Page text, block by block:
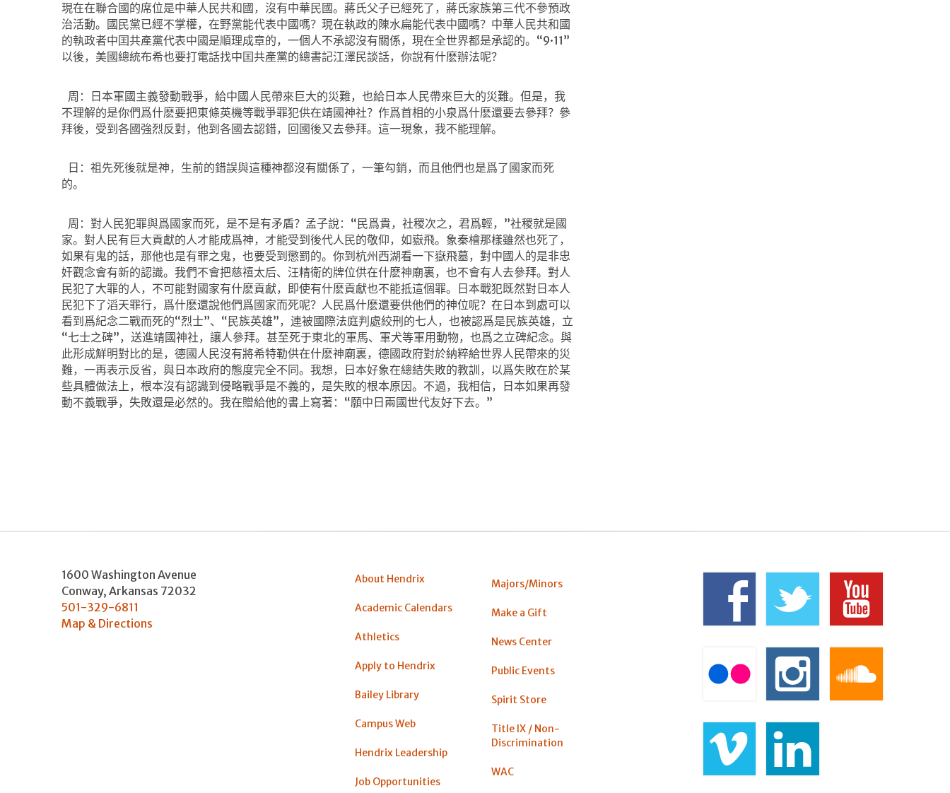
現在在聯合國的席位是中華人民共和國，沒有中華民國。蔣氏父子已經死了，蔣氏家族第三代不參預政
治活動。國民黨已經不掌權，在野黨能代表中國嗎？現在執政的陳水扁能代表中國嗎？中華人民共和國
的執政者中囯共產黨代表中國是順理成章的，一個人不承認沒有關係，現在全世界都是承認的。“9·11”
以後，美國總統布希也要打電話找中囯共產黨的總書記江澤民談話，你說有什麽辦法呢？
周：日本軍國主義發動戰爭，給中國人民帶來巨大的災難，也給日本人民帶來巨大的災難。但是，我
不理解的是你們爲什麽要把東條英機等戰爭罪犯供在靖國神社？作爲首相的小泉爲什麽還要去參拜？參
拜後，受到各國強烈反對，他到各國去認錯，回國後又去參拜。這一現象，我不能理解。
日：祖先死後就是神，生前的錯誤與這種神都沒有關係了，一筆勾銷，而且他們也是爲了國家而死
的。
周：對人民犯罪與爲國家而死，是不是有矛盾？孟子說：“民爲貴，社稷次之，君爲輕，”社稷就是國
家。對人民有巨大貢獻的人才能成爲神，才能受到後代人民的敬仰，如嶽飛。象秦檜那樣雖然也死了，
如果有鬼的話，那他也是有罪之鬼，也要受到懲罰的。你到杭州西湖看一下嶽飛墓，對中國人的是非忠
奸觀念會有新的認識。我們不會把慈禧太后、汪精衛的牌位供在什麽神廟裏，也不會有人去參拜。對人
民犯了大罪的人，不可能對國家有什麽貢獻，即使有什麽貢獻也不能抵這個罪。日本戰犯既然對日本人
民犯下了滔天罪行，爲什麽還說他們爲國家而死呢？人民爲什麽還要供他們的神位呢？在日本到處可以
看到爲紀念二戰而死的“烈士”、“民族英雄”，連被國際法庭判處絞刑的七人，也被認爲是民族英雄，立
“七士之碑”，送進靖國神社，讓人參拜。甚至死于東北的軍馬、軍犬等軍用動物，也爲之立碑紀念。與
此形成鮮明對比的是，德國人民沒有將希特勒供在什麽神廟裏，德國政府對於納粹給世界人民帶來的災
難，一再表示反省，與日本政府的態度完全不同。我想，日本好象在總結失敗的教訓，以爲失敗在於某
些具體做法上，根本沒有認識到侵略戰爭是不義的，是失敗的根本原因。不過，我相信，日本如果再發
動不義戰爭，失敗還是必然的。我在贈給他的書上寫著：“願中日兩國世代友好下去。”
1600 Washington Avenue
Conway, Arkansas 72032
501-329-6811
Map & Directions
About Hendrix
Academic Calendars
Athletics
Apply to Hendrix
Bailey Library
Campus Web
Hendrix Leadership
Job Opportunities
Majors/Minors
Make a Gift
News Center
Public Events
Spirit Store
Title IX / Non-
Discrimination
WAC